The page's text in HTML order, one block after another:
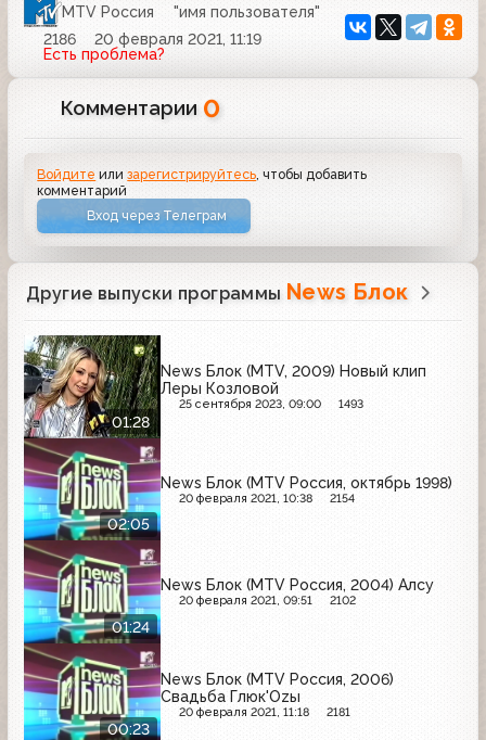
MTV Россия
"имя пользователя"
2186
20 февраля 2021, 11:19
Есть проблема?
Комментарии 0
Войдите илизарегистрируйтесь , чтобы добавить
комментарий
Вход через Телеграм
Другие выпуски программы News Блок
01:28
News Блок (MTV, 2009) Новый клип
Леры Козловой
25 сентября 2023, 09:00 1493
02:05
News Блок (MTV Россия, октябрь 1998)
20 февраля 2021, 10:38 2154
01:24
News Блок (MTV Россия, 2004) Алсу
20 февраля 2021, 09:51 2102
00:23
News Блок (MTV Россия, 2006)
Свадьба Глюк'Ozы
20 февраля 2021, 11:18 2181